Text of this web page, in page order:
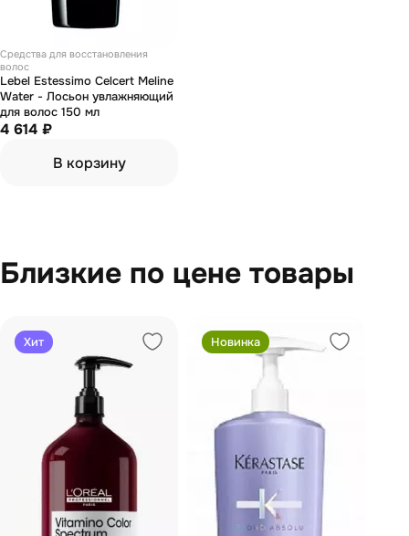
Средства для восстановления
волос
Lebel Estessimo Celcert Meline
Water - Лосьон увлажняющий
для волос 150 мл
4 614 ₽
В корзину
Близкие по цене товары
Хит Новинка